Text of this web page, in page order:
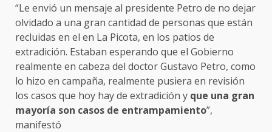
“Le envió un mensaje al presidente Petro de no dejar
olvidado a una gran cantidad de personas que están
recluidas en el en La Picota, en los patios de
extradición. Estaban esperando que el Gobierno
realmente en cabeza del doctor Gustavo Petro, como
lo hizo en campaña, realmente pusiera en revisión
los casos que hoy hay de extradición y que una gran
mayoría son casos de entrampamiento”,
manifestó